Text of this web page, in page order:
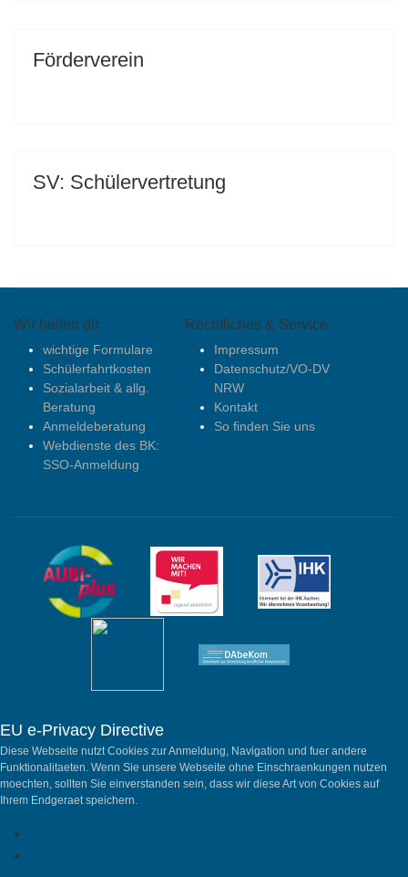
Förderverein
SV: Schülervertretung
Wir helfen dir
wichtige Formulare
Schülerfahrtkosten
Sozialarbeit & allg.
Beratung
Anmeldeberatung
Webdienste des BK:
SSO-Anmeldung
Rechtliches & Service
Impressum
Datenschutz/VO-DV
NRW
Kontakt
So finden Sie uns
EU e-Privacy Directive
Diese Webseite nutzt Cookies zur Anmeldung, Navigation und fuer andere
Funktionalitaeten. Wenn Sie unsere Webseite ohne Einschraenkungen nutzen
moechten, sollten Sie einverstanden sein, dass wir diese Art von Cookies auf
Ihrem Endgeraet speichern.